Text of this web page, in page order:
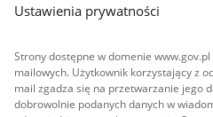
Ustawienia prywatności
Strony dostępne w domenie
mailowych. Użytkownik korzystający z
mail zgadza się na przetwarzanie jego
dobrowolnie podanych danych w